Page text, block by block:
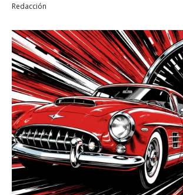
Redacción